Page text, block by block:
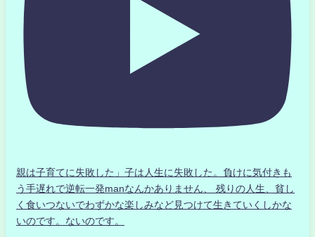
親は子育てに失敗した」子は人生に失敗した。負けに気付きも
う手遅れで逆転一発manなんかありません、 残りの人生、貧し
く食いつないでわずかな楽しみなど見つけて生きていくしかな
いのです。ないのです。